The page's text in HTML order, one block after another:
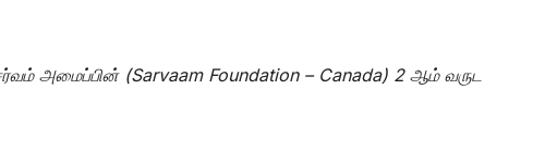
அமைப்பின் (Sarvaam Foundation – Canada) 2 ஆம் வருட